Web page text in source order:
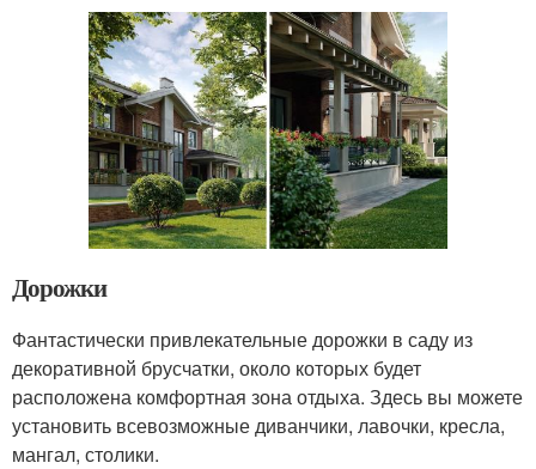
Дорожки
Фантастически привлекательные дорожки в саду из
декоративной брусчатки, около которых будет
расположена комфортная зона отдыха. Здесь вы можете
установить всевозможные диванчики, лавочки, кресла,
мангал, столики.